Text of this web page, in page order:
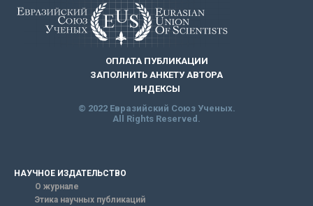
ОПЛАТА ПУБЛИКАЦИИ
ЗАПОЛНИТЬ АНКЕТУ АВТОРА
ИНДЕКСЫ
© 2022 Евразийский Союз Ученых.
All Rights Reserved.
НАУЧНОЕ ИЗДАТЕЛЬСТВО
О журнале
Этика научных публикаций